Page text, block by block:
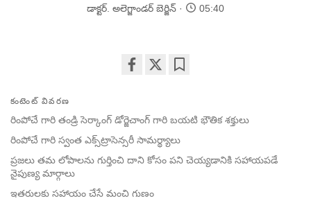
డాక్టర్. అలెగ్జాండర్ బెర్జిన్ 05:40
facebook
కంటెంట్ వివరణ
రింపోచే గారి తండ్రి సెర్కాంగ్ డోర్జెచాంగ్ గారి బయటి భౌతిక శక్తులు
రింపోచే గారి స్వంత ఎక్స్‌ట్రాసెన్సరీ సామర్థ్యాలు
ప్రజలు తమ లోపాలను గుర్తించి దాని కోసం పని చెయ్యడానికి సహాయపడే
నైపుణ్య మార్గాలు
ఇతరులకు సహాయం చేసే మంచి గుణం